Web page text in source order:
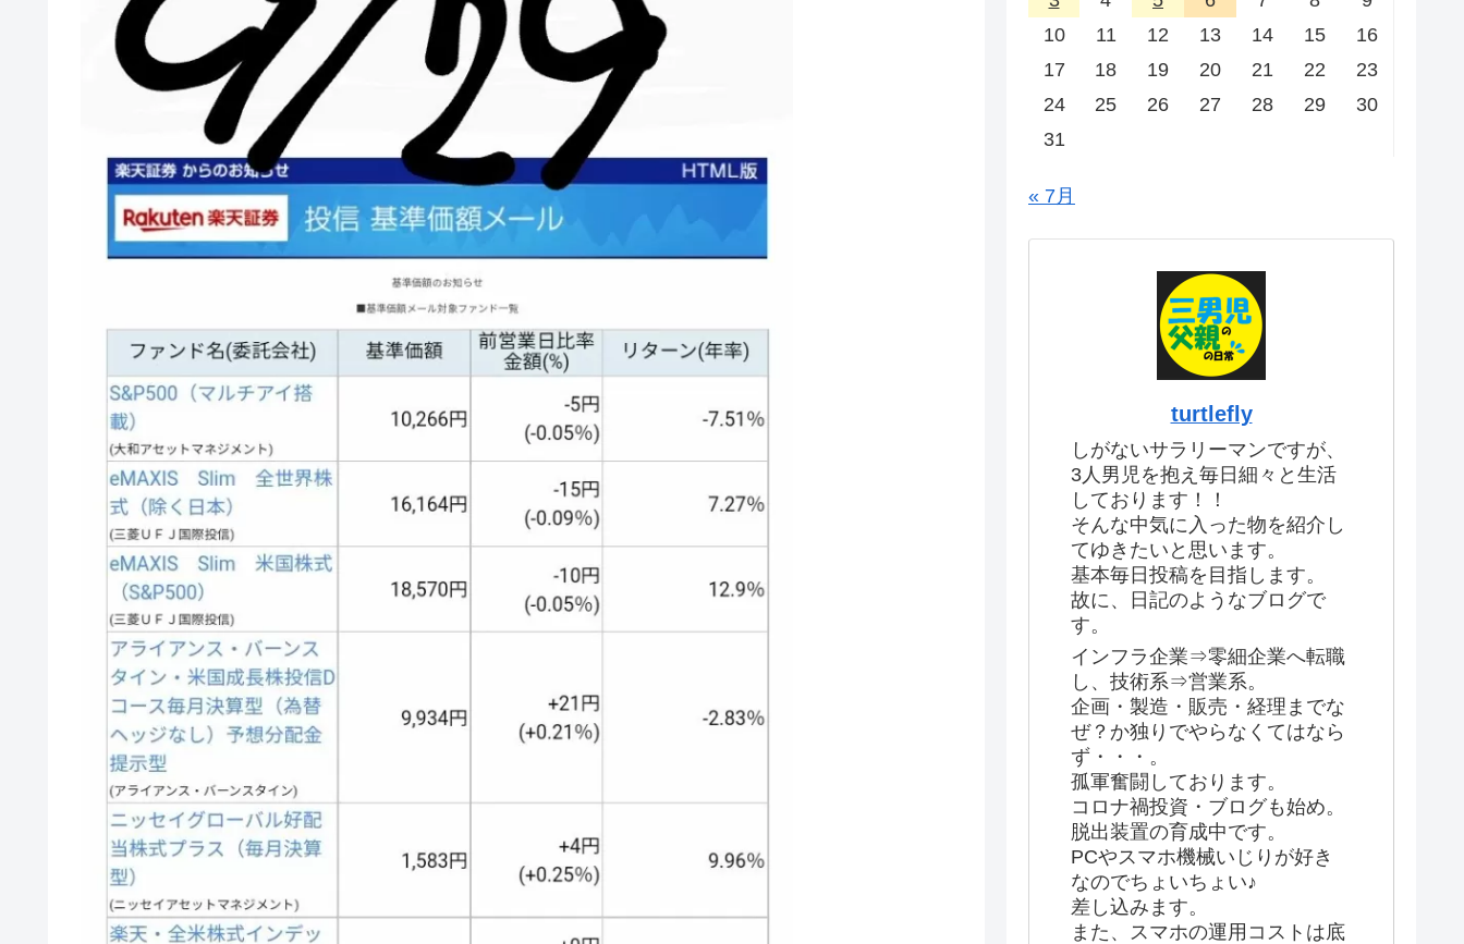
10
11 12 13 14 15
16
17
18 19 20 21 22
23
24
25 26 27 28 29
30
31
« 7月
turtlefly
しがないサラリーマンですが、
3人男児を抱え毎日細々と生活
しております！！
そんな中気に入った物を紹介し
てゆきたいと思います。
基本毎日投稿を目指します。
故に、日記のようなブログで
す。
インフラ企業⇒零細企業へ転職
し、技術系⇒営業系。
企画・製造・販売・経理までな
ぜ？か独りでやらなくてはなら
ず・・・。
孤軍奮闘しております。
コロナ禍投資・ブログも始め。
脱出装置の育成中です。
PCやスマホ機械いじりが好き
なのでちょいちょい♪
差し込みます。
また、スマホの運用コストは底